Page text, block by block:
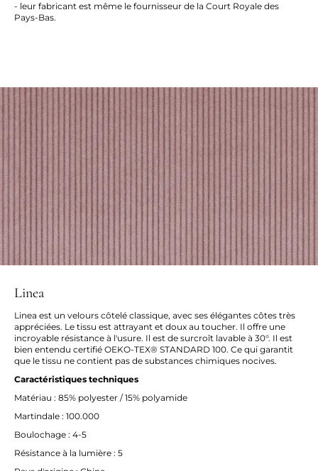
- leur fabricant est même le fournisseur de la Court Royale des
Pays-Bas.
Linea
Linea est un velours côtelé classique, avec ses élégantes côtes très
appréciées. Le tissu est attrayant et doux au toucher. Il offre une
incroyable résistance à l'usure. Il est de surcroît lavable à 30°. Il est
bien entendu certifié OEKO-TEX® STANDARD 100. Ce qui garantit
que le tissu ne contient pas de substances chimiques nocives.
Caractéristiques techniques
Matériau : 85% polyester / 15% polyamide
Martindale : 100.000
Boulochage : 4-5
Résistance à la lumière : 5